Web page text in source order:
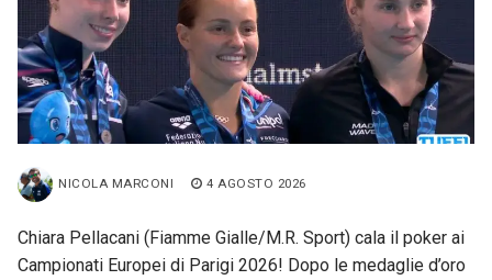
NICOLA MARCONI 4 AGOSTO 2026
Chiara Pellacani (Fiamme Gialle/M.R. Sport) cala il poker ai
Campionati Europei di Parigi 2026! Dopo le medaglie d’oro